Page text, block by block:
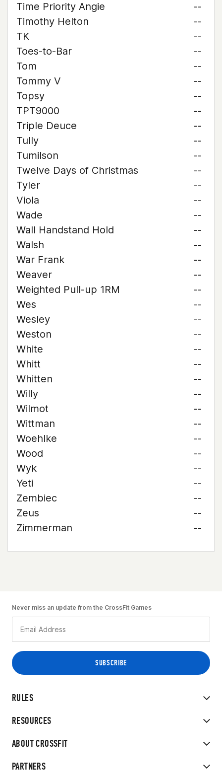
Time Priority Angie
--
Timothy Helton
--
TK
--
Toes-to-Bar
--
Tom
--
Tommy V
--
Topsy
--
TPT9000
--
Triple Deuce
--
Tully
--
Tumilson
--
Twelve Days of Christmas
--
Tyler
--
Viola
--
Wade
--
Wall Handstand Hold
--
Walsh
--
War Frank
--
Weaver
--
Weighted Pull-up 1RM
--
Wes
--
Wesley
--
Weston
--
White
--
Whitt
--
Whitten
--
Willy
--
Wilmot
--
Wittman
--
Woehlke
--
Wood
--
Wyk
--
Yeti
--
Zembiec
--
Zeus
--
Zimmerman
--
RULES
RESOURCES
ABOUT CROSSFIT
PARTNERS
Never miss an update from the CrossFit Games